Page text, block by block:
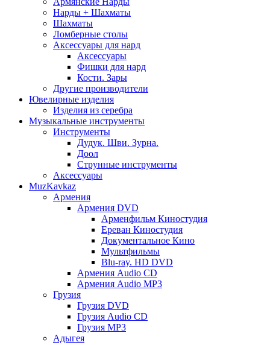
Нарды + Шахматы
Шахматы
Ломберные столы
Аксессуары для нард
Аксессуары
Фишки для нард
Кости. Зары
Другие производители
Ювелирные изделия
Изделия из серебра
Музыкальные инструменты
Инструменты
Дудук. Шви. Зурна.
Доол
Струнные инструменты
Аксессуары
MuzKavkaz
Армения
Армения DVD
Арменфильм Киностудия
Ереван Киностудия
Документальное Кино
Мультфильмы
Blu-ray. HD DVD
Армения Audio CD
Армения Audio MP3
Грузия
Грузия DVD
Грузия Audio CD
Грузия MP3
Адыгея